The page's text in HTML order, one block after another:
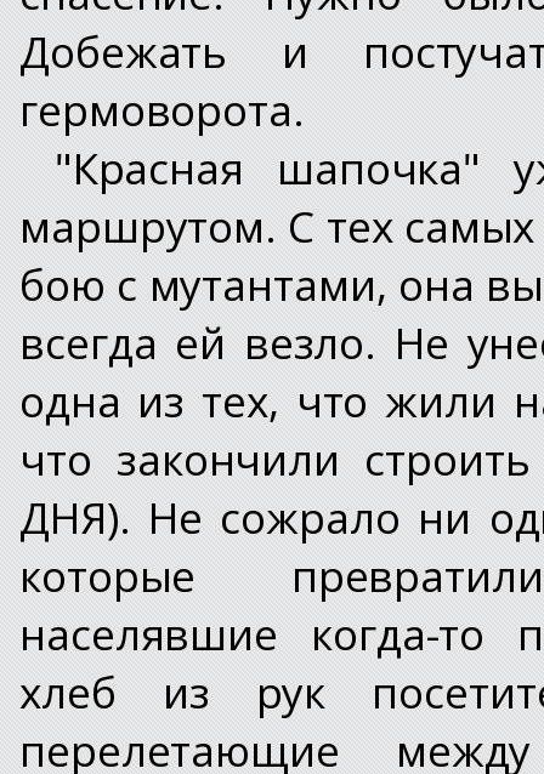
Добежать и
гермоворота.
"Красная шапочка"
маршрутом. С тех
бою с мутантами, она
всегда ей везло. Не
одна из тех, что жили
что закончили
ДНЯ). Не сожрало ни
которые
населявшие когда-то
хлеб из рук
перелетающие